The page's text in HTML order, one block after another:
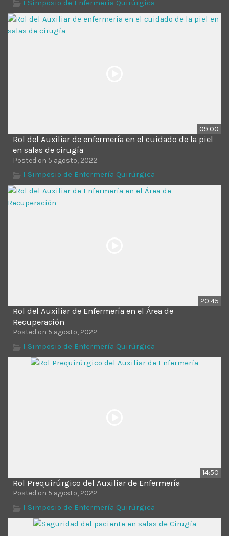
I Simposio de Enfermería Quirúrgica
09:00
Rol del Auxiliar de enfermería en el cuidado de la piel
en salas de cirugía
Posted on 5 agosto, 2022
I Simposio de Enfermería Quirúrgica
20:45
Rol del Auxiliar de Enfermería en el Área de
Recuperación
Posted on 5 agosto, 2022
I Simposio de Enfermería Quirúrgica
14:50
Rol Prequirúrgico del Auxiliar de Enfermería
Posted on 5 agosto, 2022
I Simposio de Enfermería Quirúrgica